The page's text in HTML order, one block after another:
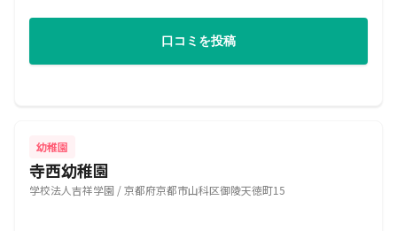
口コミを投稿
幼稚園
寺西幼稚園
学校法人吉祥学園 / 京都府京都市山科区御陵天徳町15